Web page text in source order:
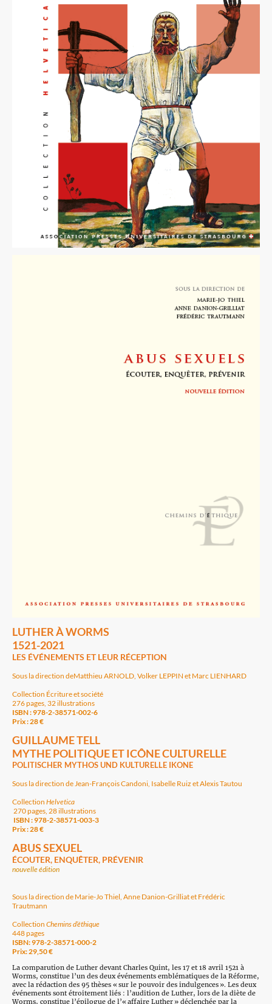
LUTHER À WORMS
1521-2021
LES ÉVÉNEMENTS ET LEUR RÉCEPTION
Sous la direction deMatthieu ARNOLD, Volker LEPPIN et Marc LIENHARD
Collection Écriture et société
276 pages, 32 illustrations
ISBN : 978-2-38571-002-6
Prix : 28 €
GUILLAUME TELL
MYTHE POLITIQUE ET ICÔNE CULTURELLE
POLITISCHER MYTHOS UND KULTURELLE IKONE
Sous la direction de Jean-François Candoni, Isabelle Ruiz et Alexis Tautou
Collection Helvetica
270 pages, 28 illustrations
ISBN : 978-2-38571-003-3
Prix : 28 €
ABUS SEXUEL
ÉCOUTER, ENQUÊTER, PRÉVENIR
nouvelle édition
Sous la direction de Marie-Jo Thiel, Anne Danion-Grilliat et Frédéric
Trautmann
Collection Chemins d’éthique
448 pages
ISBN: 978-2-38571-000-2
Prix: 29,50 €
La comparution de Luther devant Charles Quint, les 17 et 18 avril 1521 à
Worms, constitue l’un des deux événements emblématiques de la Réforme,
avec la rédaction des 95 thèses « sur le pouvoir des indulgences ». Les deux
événements sont étroitement liés : l’audition de Luther, lors de la diète de
Worms, constitue l’épilogue de l’« affaire Luther » déclenchée par la